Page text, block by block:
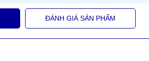
ĐÁNH GIÁ SẢN PHẨM